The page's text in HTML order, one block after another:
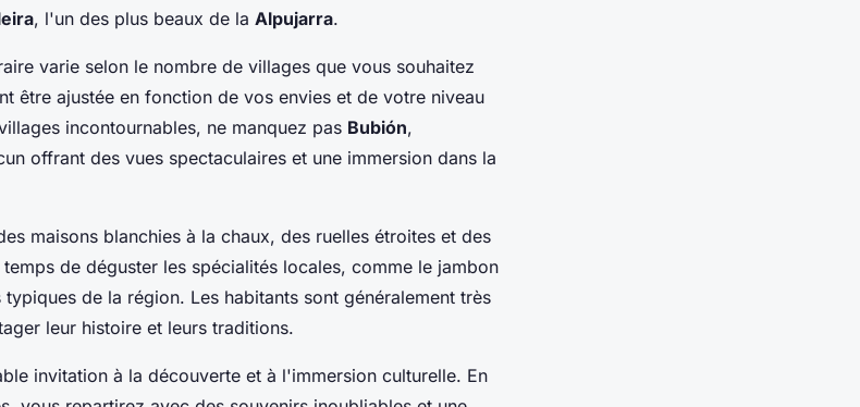
, l'un des plus beaux de la Alpujarra.
varie selon le nombre de villages que vous souhaitez
être ajustée en fonction de vos envies et de votre niveau
incontournables, ne manquez pas Bubión,
offrant des vues spectaculaires et une immersion dans la
maisons blanchies à la chaux, des ruelles étroites et des
de déguster les spécialités locales, comme le jambon
typiques de la région. Les habitants sont généralement très
leur histoire et leurs traditions.
invitation à la découverte et à l'immersion culturelle. En